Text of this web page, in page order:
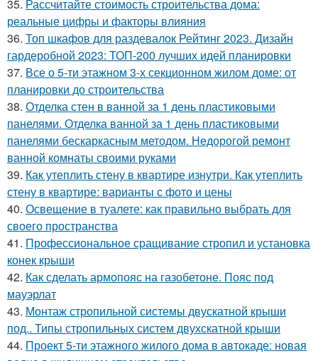
35. Рассчитайте стоимость строительства дома:
реальные цифры и факторы влияния
36. Топ шкафов для раздевалок Рейтинг 2023. Дизайн
гардеробной 2023: ТОП-200 лучших идей планировки
37. Все о 5-ти этажном 3-х секционном жилом доме: от
планировки до строительства
38. Отделка стен в ванной за 1 день пластиковыми
панелями. Отделка ванной за 1 день пластиковыми
панелями бескаркасным методом. Недорогой ремонт
ванной комнаты своими руками
39. Как утеплить стену в квартире изнутри. Как утеплить
стену в квартире: варианты с фото и цены
40. Освещение в туалете: как правильно выбрать для
своего пространства
41. Профессиональное сращивание стропил и установка
конек крыши
42. Как сделать армопояс на газобетоне. Пояс под
мауэрлат
43. Монтаж стропильной системы двускатной крыши
под.. Типы стропильных систем двухскатной крыши
44. Проект 5-ти этажного жилого дома в автокаде: новая